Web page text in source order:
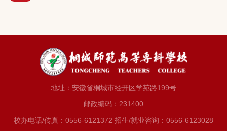
地址：安徽省桐城市经开区学苑路199号
邮政编码：231400
校办电话/传真：0556-6121372 招生/就业咨询：0556-6123028